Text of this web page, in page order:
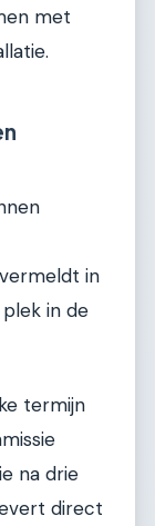
met
in
in de
termijn
na drie
direct